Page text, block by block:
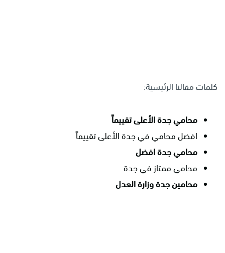
كلمات مقالنا الرئيسية:
محامي جدة الأعلى تقييماً
افضل محامي في جدة الأعلى تقييماً
محامي جدة افضل
محامي ممتاز في جدة
محامين جدة وزارة العدل